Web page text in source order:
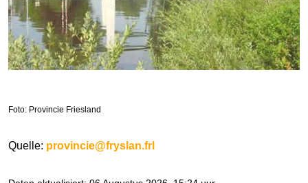
Foto: Provincie Friesland
Quelle: provincie@fryslan.frl